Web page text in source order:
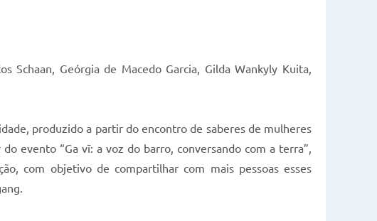
Schaan, Geórgia de Macedo Garcia, Gilda Wankyly Kuita,
produzido a partir do encontro de saberes de mulheres
evento “Ga vī: a voz do barro, conversando com a terra”,
com objetivo de compartilhar com mais pessoas esses